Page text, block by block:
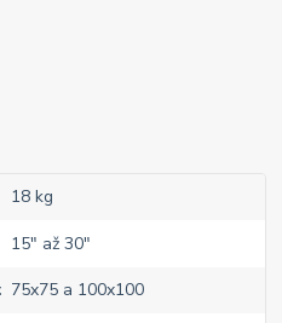
18 kg
15" až 30"
75x75 a 100x100